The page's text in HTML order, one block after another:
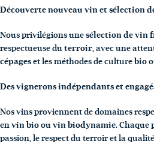
Découverte nouveau vin et sélection
Nous privilégions une sélection de vin
respectueuse du terroir, avec une
cépages et les méthodes de culture bio
Des vignerons indépendants et
Nos vins proviennent de domaines
en vin bio ou vin biodynamie. Chaque
passion, le respect du terroir et la qualité